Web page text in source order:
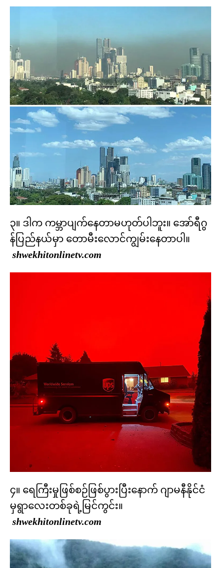
၃။ ဒါက ကမ္ဘာပျက်နေတာမဟုတ်ပါဘူး။ အော်ရီဂွ
န်ပြည်နယ်မှာ တောမီးလောင်ကျွမ်းနေတာပါ။
shwekhitonlinetv.com
၄။ ရေကြီးမှုဖြစ်စဉ်ဖြစ်ပွားပြီးနောက် ဂျာမနီနိုင်ငံ
မှရွာလေးတစ်ခုရဲ့မြင်ကွင်း။
shwekhitonlinetv.com